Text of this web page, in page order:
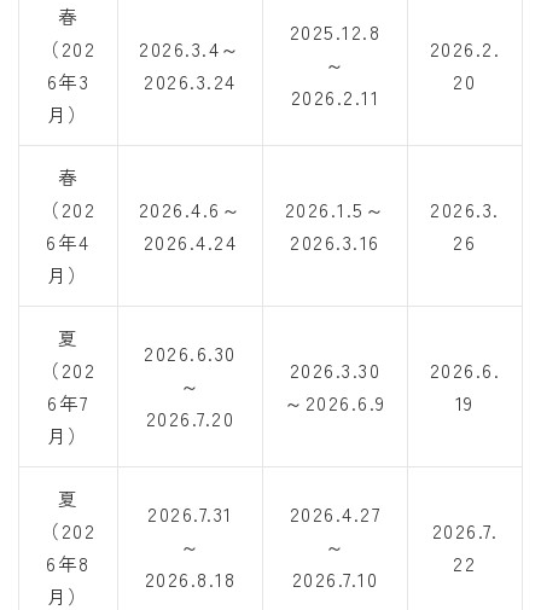
春
（202
6年3
月）
2026.3.4～
2026.3.24
2025.12.8
～
2026.2.11
2026.2.
20
春
（202
6年4
月）
2026.4.6～
2026.4.24
2026.1.5～
2026.3.16
2026.3.
26
夏
（202
6年7
月）
2026.6.30
～
2026.7.20
2026.3.30
～2026.6.9
2026.6.
19
夏
（202
6年8
月）
2026.7.31
～
2026.8.18
2026.4.27
～
2026.7.10
2026.7.
22